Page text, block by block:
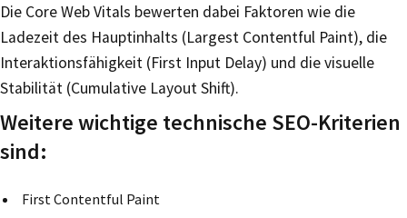
Die Core Web Vitals bewerten dabei Faktoren wie die
Ladezeit des Hauptinhalts (Largest Contentful Paint), die
Interaktionsfähigkeit (First Input Delay) und die visuelle
Stabilität (Cumulative Layout Shift).
Weitere wichtige technische SEO-Kriterien
sind:
First Contentful Paint